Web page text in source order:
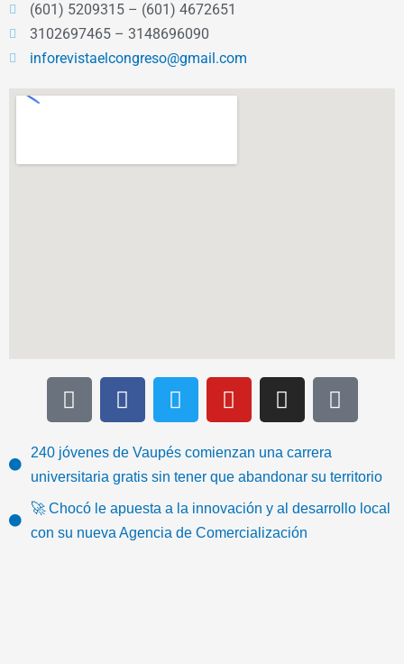
(601) 5209315 – (601) 4672651
3102697465 – 3148696090
inforevistaelcongreso@gmail.com
T
i
t
o
k
F
a
e
b
o
o
k
T
w
t
t
e
Y
o
t
u
b
I
n
t
a
g
a
I
c
-
e
240 jóvenes de Vaupés comienzan una carrera
universitaria gratis sin tener que abandonar su territorio
🚀 Chocó le apuesta a la innovación y al desarrollo local
con su nueva Agencia de Comercialización